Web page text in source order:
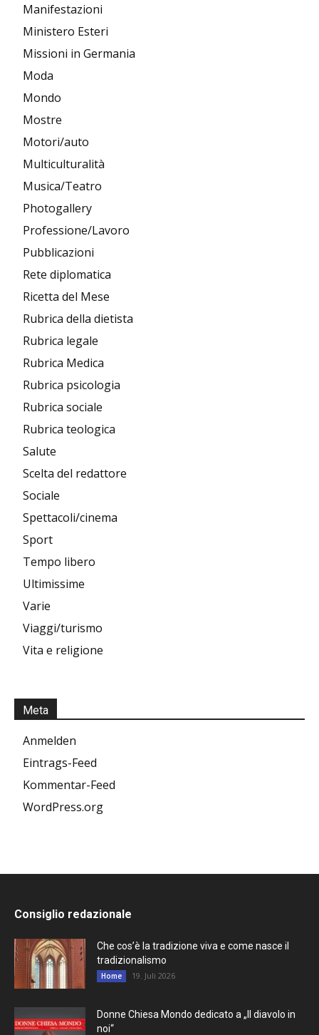
Manifestazioni
Ministero Esteri
Missioni in Germania
Moda
Mondo
Mostre
Motori/auto
Multiculturalità
Musica/Teatro
Photogallery
Professione/Lavoro
Pubblicazioni
Rete diplomatica
Ricetta del Mese
Rubrica della dietista
Rubrica legale
Rubrica Medica
Rubrica psicologia
Rubrica sociale
Rubrica teologica
Salute
Scelta del redattore
Sociale
Spettacoli/cinema
Sport
Tempo libero
Ultimissime
Varie
Viaggi/turismo
Vita e religione
Meta
Anmelden
Eintrags-Feed
Kommentar-Feed
WordPress.org
Consiglio redazionale
Che cos’è la tradizione viva e come nasce il
tradizionalismo
Home 19. Juli 2026
Donne Chiesa Mondo dedicato a „Il diavolo in
noi“